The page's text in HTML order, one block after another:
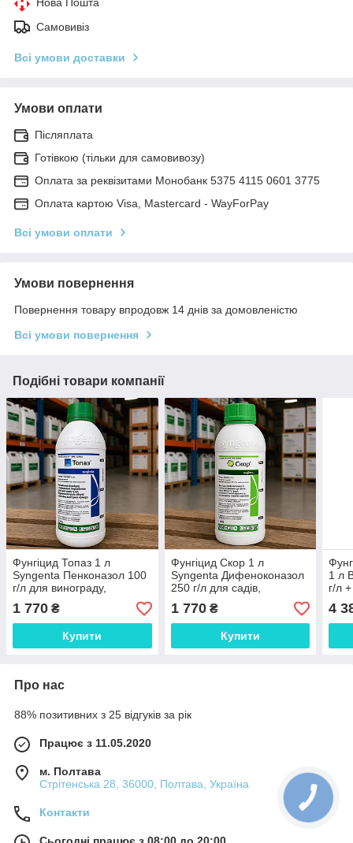
Самовивіз
Всі умови доставки
Умови оплати
Післяплата
Готівкою (тільки для самовивозу)
Оплата за реквізитами Монобанк 5375 4115 0601 3775
Оплата картою Visa, Mastercard - WayForPay
Всі умови оплати
Умови повернення
Повернення товару впродовж 14 днів за домовленістю
Всі умови повернення
Подібні товари компанії
Фунгіцид Топаз 1 л
Syngenta Пенконазол 100
г/л для винограду,
плодових та ягідних
культур від борошнистої
роси та оїдіуму
1 770 ₴
Купити
Фунгіцид Скор 1 л
Syngenta Дифеноконазол
250 г/л для садів,
овочевих культур та
картоплі від парші,
борошнистої роси та
альтернарі
1 770₴
Купити
1 л
г/л
250
4
Про нас
88% позитивних з 25 відгуків за рік
Працює з 11.05.2020
м. Полтава
Стрітенська 28, 36000, Полтава, Україна
Контакти